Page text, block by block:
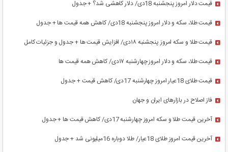
قیمت دلار امروز پنجشنبه 18دی/ دلار کاهشی شد؟ + جدول
قیمت طلا، سکه و دلار امروز پنجشنبه 18دی/ کاهش همه قیمت ها + جدول
قیمت طلا و سکه امروز پنجشنبه ۱۸دی/ افزایش قیمت ها + جدول و جزئیات کامل
قیمت طلا، سکه و دلار امروز چهارشنبه ۱۷دی/ کاهش همه قیمت ‌ها
قیمت طلای 18عیار امروز چهارشنبه 17دی/ کاهش قیمت + جدول
فاز اصلاح در بازارهای ایران و جهان
آخرین قیمت طلا و سکه امروز چهارشنبه 17دی/ کاهش قیمت ها + جدول
آخرین قیمت امروز طلای 18عیار/ طلا دوباره 16میلیونی شد + جدول